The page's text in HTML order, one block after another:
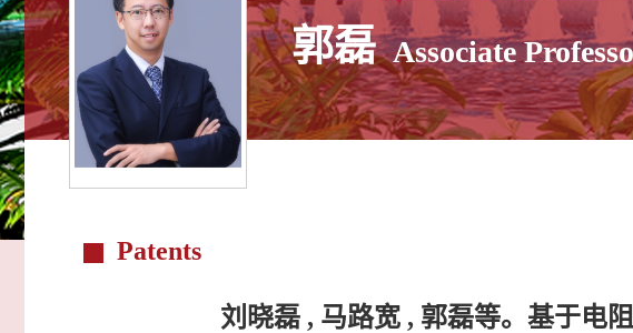
郭磊 Associate
Patents
刘晓磊 , 马路宽 , 郭磊等。基于电